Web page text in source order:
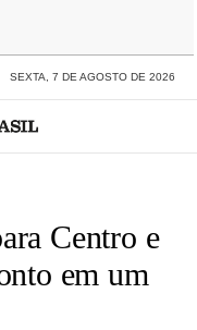
SEXTA, 7 DE AGOSTO DE 2026
Centro e
em um